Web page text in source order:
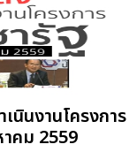
นินงานโครงการ
าคม 2559